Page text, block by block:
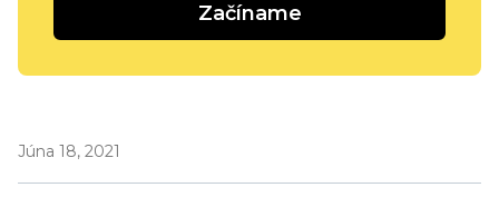
Začíname
Júna 18, 2021